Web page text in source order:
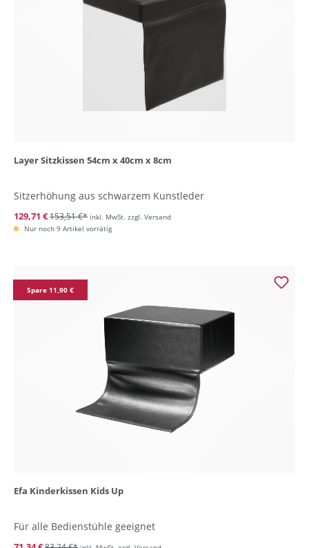
Layer Sitzkissen 54cm x 40cm x 8cm
Sitzerhöhung aus schwarzem Kunstleder
129,71 €153,51 €* inkl. MwSt. zzgl. Versand
Nur noch 9 Artikel vorrätig
Spare 11,90 €
Efa Kinderkissen Kids Up
Für alle Bedienstühle geeignet